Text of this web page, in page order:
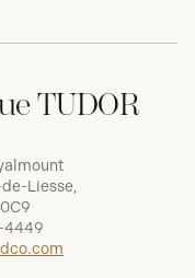
TUDOR
Liesse,
4449